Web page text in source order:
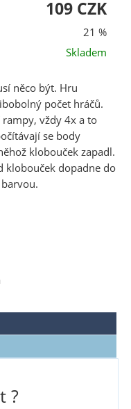
109 CZK
21 %
Skladem
něco být. Hru
počet hráčů.
vždy 4x a to
se body
klobouček zapadl.
klobouček dopadne do
?